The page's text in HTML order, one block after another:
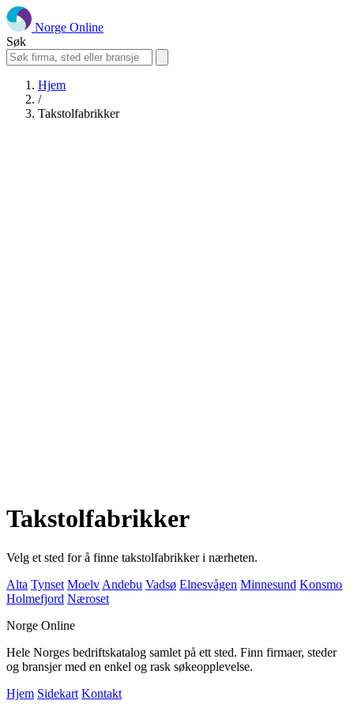
Norge Online
Søk
Hjem
/
Takstolfabrikker
Takstolfabrikker
Velg et sted for å finne takstolfabrikker i nærheten.
Alta Tynset Moelv Andebu Vadsø Elnesvågen Minnesund Konsmo
Holmefjord Næroset
Norge Online
Hele Norges bedriftskatalog samlet på ett sted. Finn firmaer, steder
og bransjer med en enkel og rask søkeopplevelse.
Hjem Sidekart Kontakt